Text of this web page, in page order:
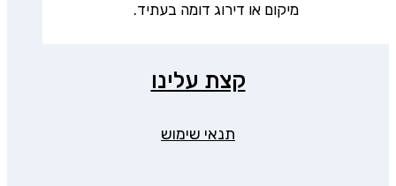
מיקום או דירוג דומה בעתיד.
קצת עלינו
תנאי שימוש